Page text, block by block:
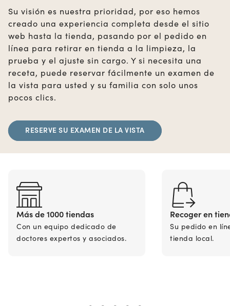
Su visión es nuestra prioridad, por eso hemos
creado una experiencia completa desde el sitio
web hasta la tienda, pasando por el pedido en
línea para retirar en tienda a la limpieza, la
prueba y el ajuste sin cargo. Y si necesita una
receta, puede reservar fácilmente un examen de
la vista para usted y su familia con solo unos
pocos clics.
RESERVE SU EXAMEN DE LA VISTA
Más de 1000 tiendas
Con un equipo dedicado de
doctores expertos y asociados.
Recoger en
Su pedido en
tienda local.